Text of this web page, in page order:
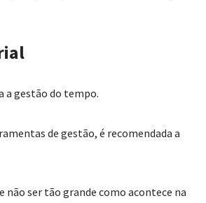
a gestão do tempo.
de gestão, é recomendada a
ser tão grande como acontece na